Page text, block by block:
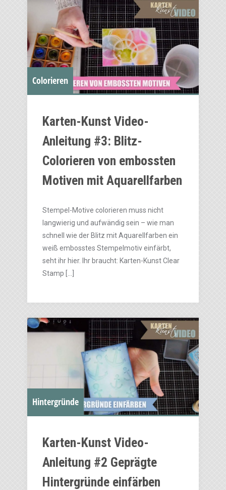
Colorieren
Karten-Kunst Video-
Anleitung #3: Blitz-
Colorieren von embossten
Motiven mit Aquarellfarben
Stempel-Motive colorieren muss nicht
langwierig und aufwändig sein – wie man
schnell wie der Blitz mit Aquarellfarben ein
weiß embosstes Stempelmotiv einfärbt,
seht ihr hier. Ihr braucht: Karten-Kunst Clear
Stamp […]
Hintergründe
Karten-Kunst Video-
Anleitung #2 Geprägte
Hintergründe einfärben